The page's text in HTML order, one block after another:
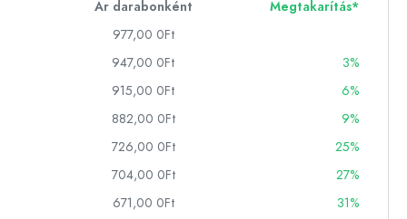
Ár darabonként
Megtakarítás*
977,00 0Ft
947,00 0Ft
3%
915,00 0Ft
6%
882,00 0Ft
9%
726,00 0Ft
25%
704,00 0Ft
27%
671,00 0Ft
31%